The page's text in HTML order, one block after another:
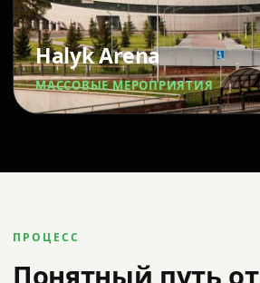
Halyk Arena
МАССОВЫЕ МЕРОПРИЯТИЯ
ПРОЦЕСС
Понятный путь от